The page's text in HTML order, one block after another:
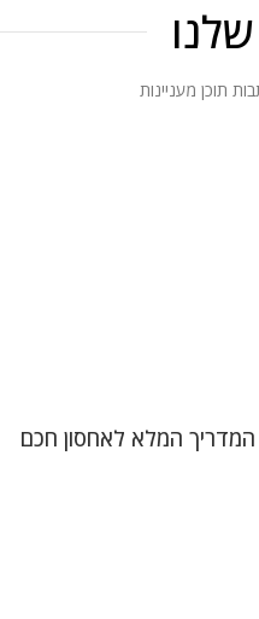
תוכן מעניינות
המלא לאחסון חכם